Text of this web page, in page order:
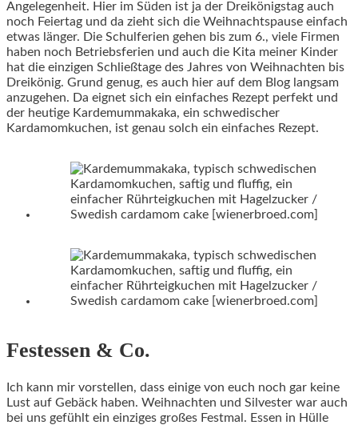
Angelegenheit. Hier im Süden ist ja der Dreikönigstag auch
noch Feiertag und da zieht sich die Weihnachtspause einfach
etwas länger. Die Schulferien gehen bis zum 6., viele Firmen
haben noch Betriebsferien und auch die Kita meiner Kinder
hat die einzigen Schließtage des Jahres von Weihnachten bis
Dreikönig. Grund genug, es auch hier auf dem Blog langsam
anzugehen. Da eignet sich ein einfaches Rezept perfekt und
der heutige Kardemummakaka, ein schwedischer
Kardamomkuchen, ist genau solch ein einfaches Rezept.
Festessen & Co.
Ich kann mir vorstellen, dass einige von euch noch gar keine
Lust auf Gebäck haben. Weihnachten und Silvester war auch
bei uns gefühlt ein einziges großes Festmal. Essen in Hülle